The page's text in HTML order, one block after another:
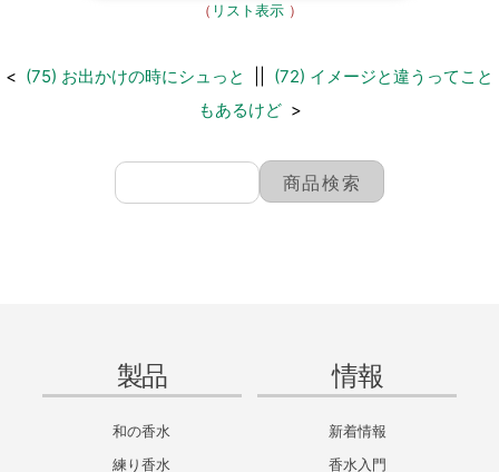
（ リスト表示）
< (75) お出かけの時にシュっと
(72) イメージと違うってこと
もあるけど>
製品
和の香水
練り香水
情報
新着情報
香水入門